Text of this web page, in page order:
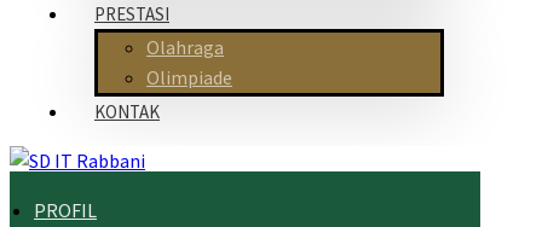
PRESTASI
Olahraga
Olimpiade
KONTAK
PROFIL